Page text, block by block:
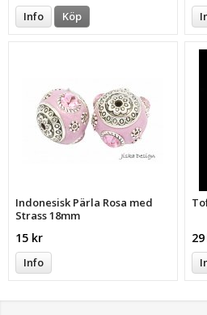
Info Köp
Indonesisk Pärla Rosa med
Strass 18mm
15 kr
Info